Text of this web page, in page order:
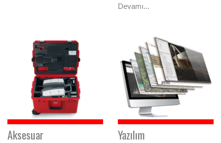
Devamı...
Aksesuar Yazılım